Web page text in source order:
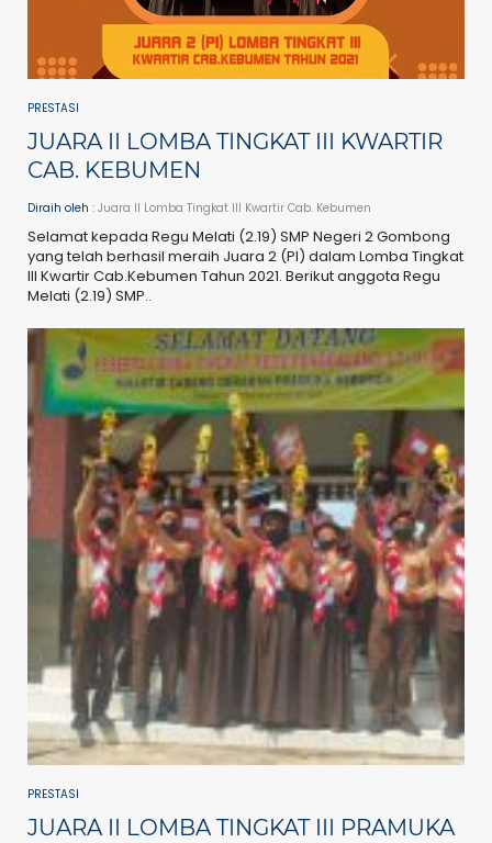
PRESTASI
JUARA II LOMBA TINGKAT III KWARTIR
CAB. KEBUMEN
Diraih oleh : Juara II Lomba Tingkat III Kwartir Cab. Kebumen
Selamat kepada Regu Melati (2.19) SMP Negeri 2 Gombong
yang telah berhasil meraih Juara 2 (PI) dalam Lomba Tingkat
III Kwartir Cab.Kebumen Tahun 2021. Berikut anggota Regu
Melati (2.19) SMP..
PRESTASI
JUARA II LOMBA TINGKAT III PRAMUKA